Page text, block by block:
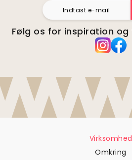
Følg os for inspiration
Virksomhed
Omkring